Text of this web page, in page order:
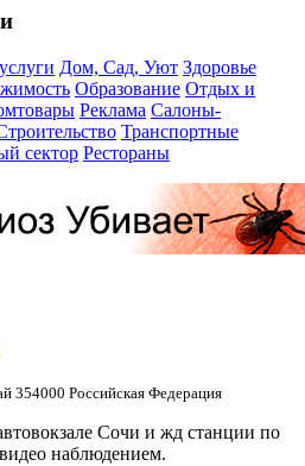
Дом, Сад, Уют Здоровье
Образование Отдых и
Реклама Салоны-
Транспортные
сектор Рестораны
354000 Российская Федерация
Сочи и жд станции по
наблюдением.